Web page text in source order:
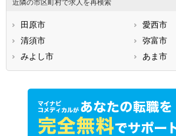
近隣の市区町村で求人を再検索
田原市
愛西市
清須市
弥富市
みよし市
あま市